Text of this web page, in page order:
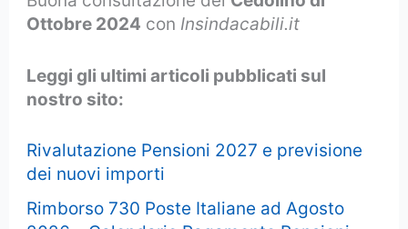
Ottobre 2024 con Insindacabili.it
Leggi gli ultimi articoli pubblicati sul
nostro sito:
Rivalutazione Pensioni 2027 e previsione
dei nuovi importi
Rimborso 730 Poste Italiane ad Agosto